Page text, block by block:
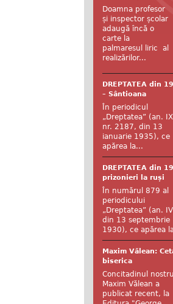
Doamna profesor
și inspector școlar
adaugă încă o
carte la
palmaresul liric al
realizărilor...
DREPTATEA din
– Sântioana
În periodicul
„Dreptatea” (an.
nr. 2187, din 13
ianuarie 1935), ce
apărea la...
DREPTATEA din
prizonieri la ruși
În numărul 879 al
periodicului
„Dreptatea” (an.
din 13 septembrie
1930), ce apărea
Maxim Vălean:
biserica
Concitadinul nostru
Maxim Vălean a
publicat recent, la